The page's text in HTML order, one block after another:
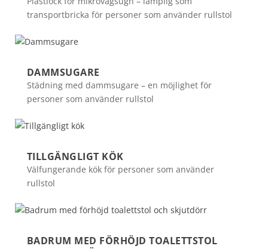
transportbricka för personer som använder rullstol
DAMMSUGARE
Städning med dammsugare – en möjlighet för
personer som använder rullstol
TILLGÄNGLIGT KÖK
Välfungerande kök för personer som använder
rullstol
BADRUM MED FÖRHÖJD TOALETTSTOL